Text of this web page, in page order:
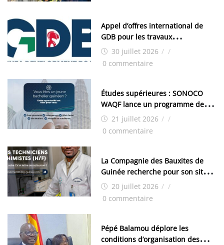
Appel d’offres international de
GDB pour les travaux
d’aménagement de la zone
industrielle de FANDJE (PAZIF)
30 juillet 2026 / /
0 commentaire
Études supérieures : SONOCO
WAQF lance un programme de
bourses pour la Malaisie
21 juillet 2026 / /
0 commentaire
La Compagnie des Bauxites de
Guinée recherche pour son site
de Kamsar des techniciens
chimistes (H/F)
20 juillet 2026 / /
0 commentaire
Pépé Balamou déplore les
conditions d’organisation des